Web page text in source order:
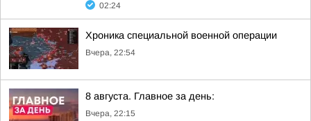
02:24
Хроника специальной военной операции
Вчера, 22:54
8 августа. Главное за день:
Вчера, 22:15